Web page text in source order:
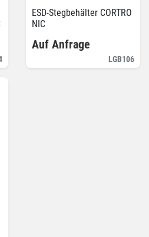
ESD-Stegbehälter CORTRO
NIC
LGB106
Auf Anfrage